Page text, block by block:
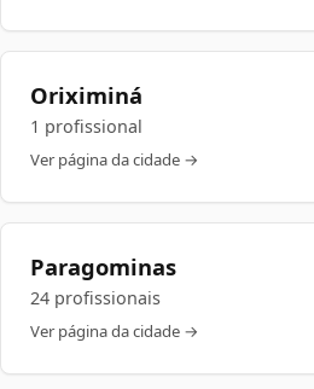
Oriximiná
1 profissional
Ver página da cidade →
Paragominas
24 profissionais
Ver página da cidade →